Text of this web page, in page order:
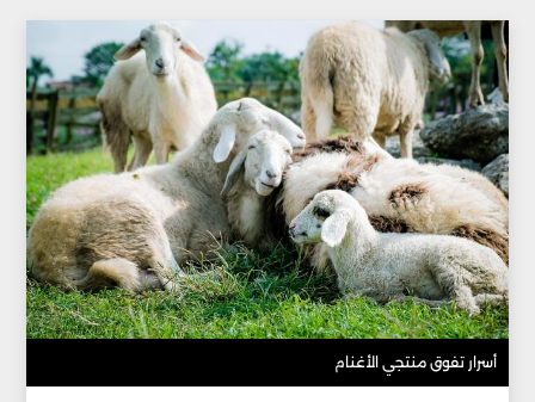
أسرار تفوق منتجي الأغنام